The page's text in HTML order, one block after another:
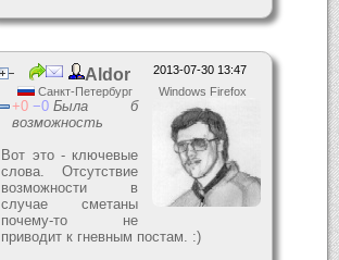
2013-07-30 13:47
Windows Firefox
Санкт-Петербург
0 0
Aldor
Была б
возможность
Вот это - ключевые
слова. Отсутствие
возможности в
случае сметаны
почему-то не
приводит к гневным постам. :)